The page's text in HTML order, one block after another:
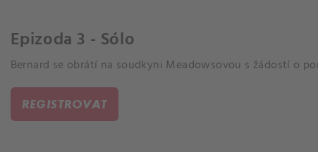
Epizoda 3 - Sólo
Bernard se obrátí na soudkyni Meadowsovou s žádostí o
REGISTROVAT